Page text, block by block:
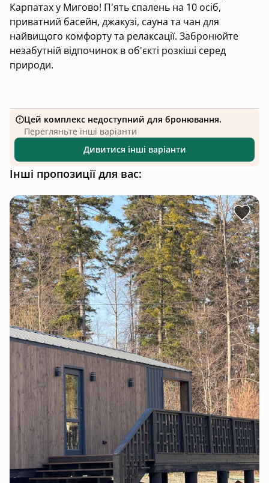
Карпатах у Мигово! П'ять спалень на 10 осіб,
приватний басейн, джакузі, сауна та чан для
найвищого комфорту та релаксації. Забронюйте
незабутній відпочинок в об'єкті розкіші серед
природи.
Цей комплекс недоступний для бронювання.
Перегляньте інші варіанти
Дивитися інші варіанти
Інші пропозиції для вас: